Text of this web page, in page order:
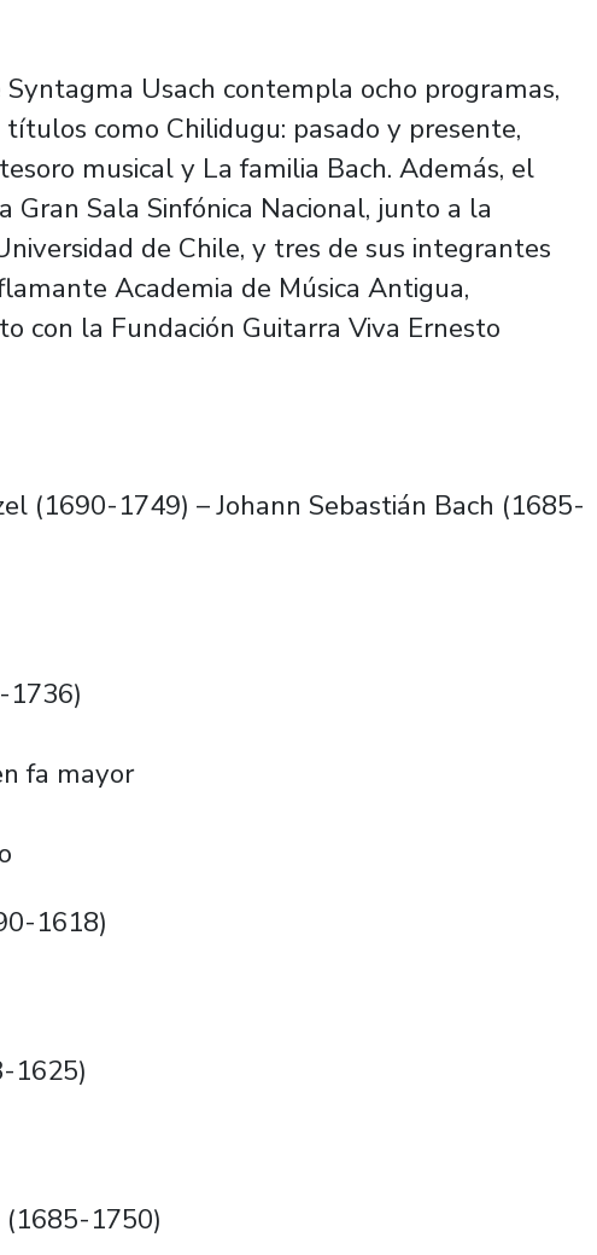
Usach contempla ocho programas,
títulos como Chilidugu: pasado y presente,
musicaly La familia Bach. Además, el
Sala Sinfónica Nacional, junto a la
de Chile, y tres de sus integrantes
Academia de Música Antigua,
con la Fundación Guitarra Viva Ernesto
(1690-1749) – Johann Sebastián Bach (1685-
1736)
fa mayor
1618)
1625)
(1685-1750)